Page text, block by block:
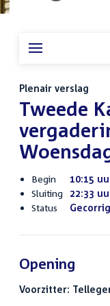
Plenair verslag
Tweede
Begin
10:15
Sluiting
22:33
Status
Opening
Voorzitter: